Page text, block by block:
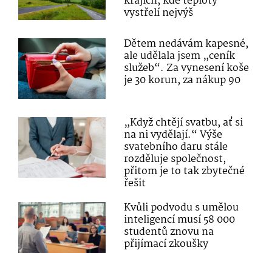
vystřelí nejvýš
Dětem nedávám kapesné,
ale udělala jsem „ceník
služeb“. Za vynesení koše
je 30 korun, za nákup 90
„Když chtějí svatbu, ať si
na ni vydělají.“ Výše
svatebního daru stále
rozděluje společnost,
přitom je to tak zbytečné
řešit
Kvůli podvodu s umělou
inteligencí musí 58 000
studentů znovu na
přijímací zkoušky